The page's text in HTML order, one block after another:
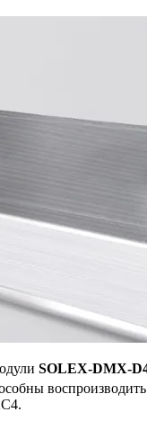
SOLEX-DMX-